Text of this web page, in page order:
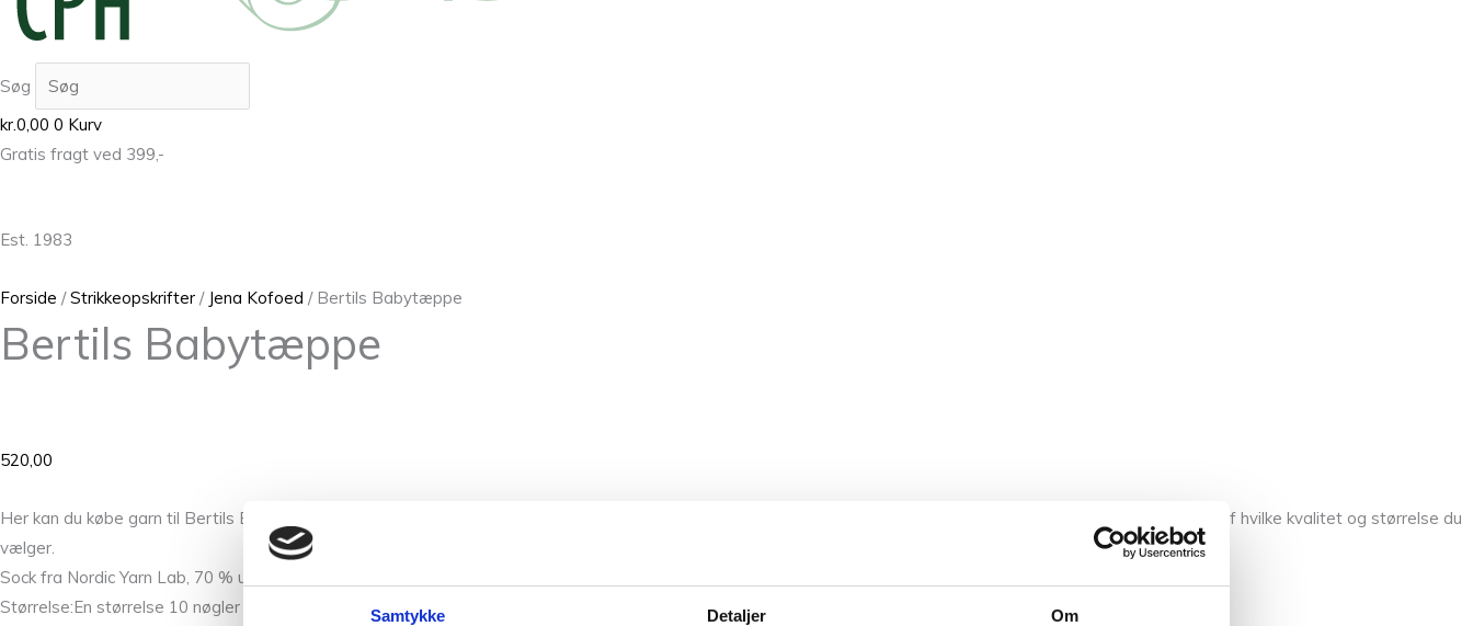
Samtykke Detaljer Om
Søg
kr.0,00 0 Kurv
Gratis fragt ved 399,-
Est. 1983
Forside /Strikkeopskrifter / Jena Kofoed / Bertils Babytæppe
Bertils Babytæppe
520,00
Her kan du købe garn til Bertils Babytæppe designet af Jena Kofoed og opskriften skal købes på Jena Kofoed´s egen hjemmeside. Prisen på garnet vil afhænge af hvilke kvalitet og størrelse du
vælger.
Sock fra Nordic Yarn Lab, 70 % uld og 30 % polyamid (50 gr = ca 184 m)
Størrelse:En størrelse 10 nøgler